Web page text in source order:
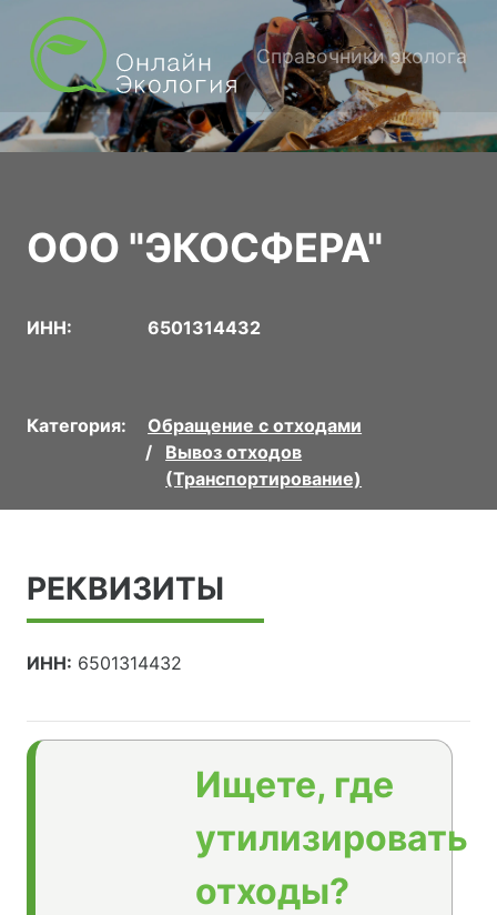
Справочники эколога
ООО "ЭКОСФЕРА"
ИНН: 6501314432
Категория:
Обращение с отходами
Вывоз отходов
(Транспортирование)
РЕКВИЗИТЫ
ИНН: 6501314432
Ищете, где
утилизировать
отходы?